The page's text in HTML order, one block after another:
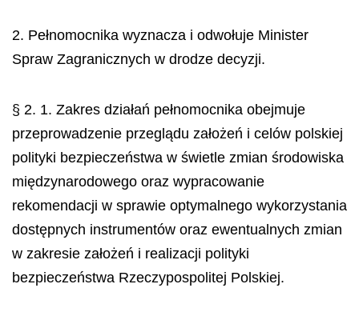
2. Pełnomocnika wyznacza i odwołuje Minister
Spraw Zagranicznych w drodze decyzji.
§ 2. 1. Zakres działań pełnomocnika obejmuje
przeprowadzenie przeglądu założeń i celów polskiej
polityki bezpieczeństwa w świetle zmian środowiska
międzynarodowego oraz wypracowanie
rekomendacji w sprawie optymalnego wykorzystania
dostępnych instrumentów oraz ewentualnych zmian
w zakresie założeń i realizacji polityki
bezpieczeństwa Rzeczypospolitej Polskiej.